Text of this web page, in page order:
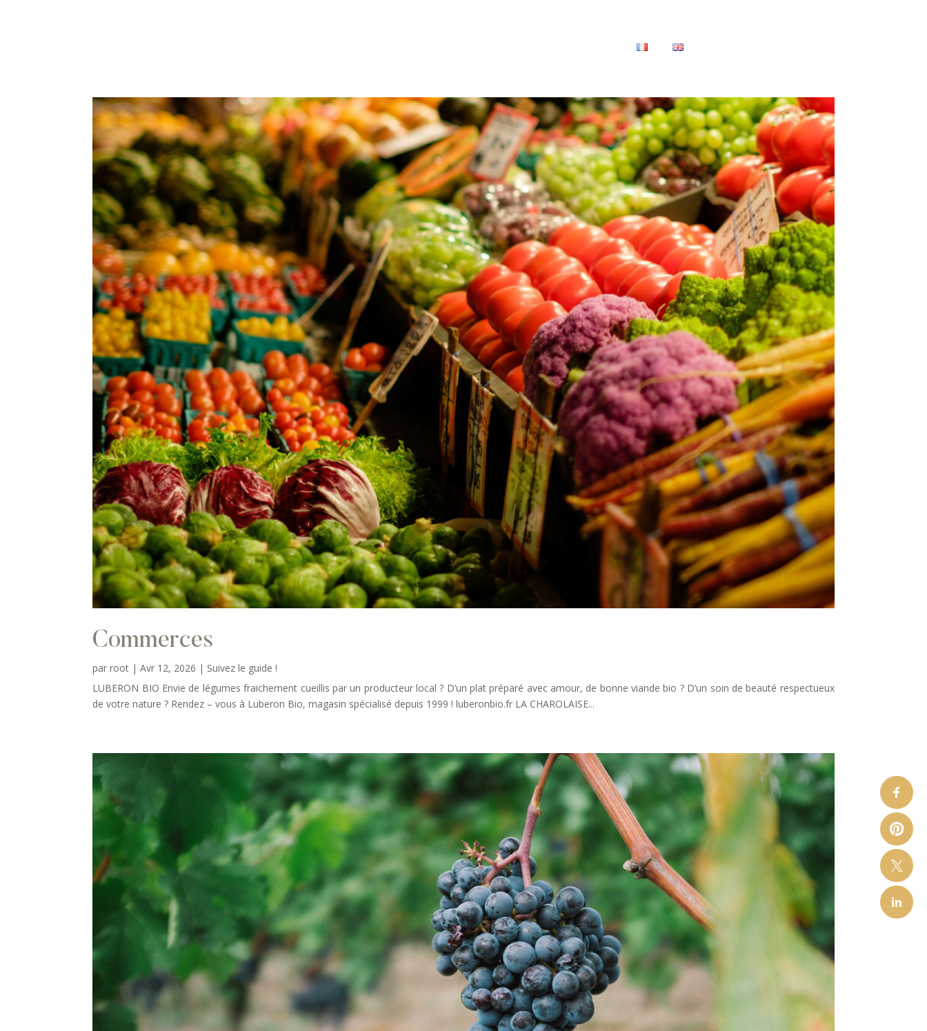
Commerces
parroot |Avr 12, 2026 | Suivez le guide !
LUBERON BIO Envie de légumes fraichement cueillis par un producteur local ? D’un plat préparé avec amour, de bonne viande bio ? D’un soin de beauté respectueux
de votre nature ? Rendez – vous à Luberon Bio, magasin spécialisé depuis 1999 ! luberonbio.fr LA CHAROLAISE...